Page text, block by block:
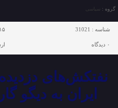
گروه : سیاسی
شناسه : 31021 ۱۵ اردیبهشت ۱۴۰۵ - ۲۲:۳۰
۰ دیدگاه
نفتکش‌های
ایران به دیگو